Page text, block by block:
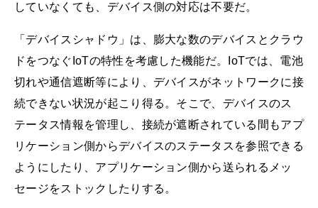
していなくても、デバイス側の対応は不要だ。
「デバイスシャドウ」は、膨大な数のデバイスとクラウ
ドをつなぐIoTの特性を考慮した機能だ。IoTでは、電池
切れや通信遮断等により、デバイスがネットワークに接
続できない状況が起こり得る。そこで、デバイスのス
テータス情報を管理し、接続が遮断されている間もアプ
リケーション側からデバイスのステータスを参照できる
ようにしたり、アプリケーション側から送られるメッ
セージをストックしたりする。